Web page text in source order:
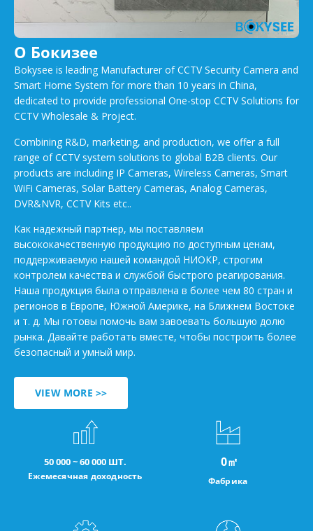
О Бокизее
Bokysee is leading Manufacturer of CCTV Security Camera and
Smart Home System for more than 10 years in China,
dedicated to provide professional One-stop CCTV Solutions for
CCTV Wholesale & Project.
Combining R&D, marketing, and production, we offer a full
range of CCTV system solutions to global B2B clients. Our
products are including IP Cameras, Wireless Cameras, Smart
WiFi Cameras, Solar Battery Cameras, Analog Cameras,
DVR&NVR, CCTV Kits etc..
Как надежный партнер, мы поставляем
высококачественную продукцию по доступным ценам,
поддерживаемую нашей командой НИОКР, строгим
контролем качества и службой быстрого реагирования.
Наша продукция была отправлена в более чем 80 стран и
регионов в Европе, Южной Америке, на Ближнем Востоке
и т. д. Мы готовы помочь вам завоевать большую долю
рынка. Давайте работать вместе, чтобы построить более
безопасный и умный мир.
VIEW MORE >>
50 000 ~ 60 000 ШТ.
Ежемесячная доходность Фабрика
0㎡